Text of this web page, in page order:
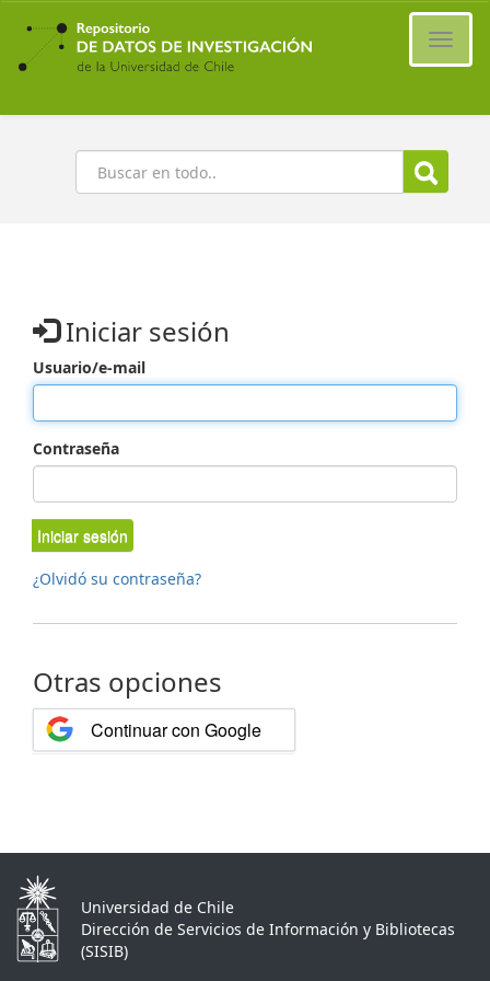
Ir
contenido
principal
Buscar
Iniciar sesión
Usuario/e-mail
Contraseña
Iniciar sesión
¿Olvidó su contraseña?
Otras opciones
Continuar con Google
Universidad de Chile
Dirección de Servicios de Información y Bibliotecas
(SISIB)